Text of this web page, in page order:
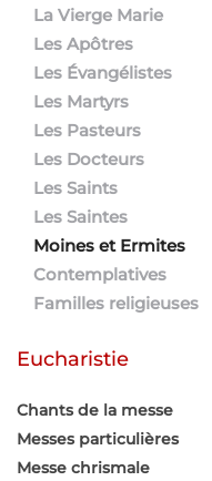
La Vierge Marie
Les Apôtres
Les Évangélistes
Les Martyrs
Les Pasteurs
Les Docteurs
Les Saints
Les Saintes
Moines et Ermites
Contemplatives
Familles religieuses
Eucharistie
Chants de la messe
Messes particulières
Messe chrismale